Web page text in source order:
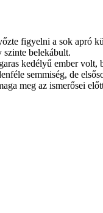
figyelni a sok apró
belekábult.
kedélyű ember
semmiség, de
meg az ismerősei